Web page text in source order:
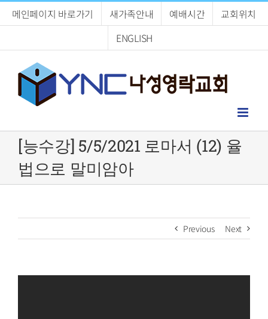
메인페이지 바로가기 새가족안내 예배시간
교회위치
ENGLISH
[능수강] 5/5/2021 로마서 (12) 율
법으로 말미암아
Previous Next